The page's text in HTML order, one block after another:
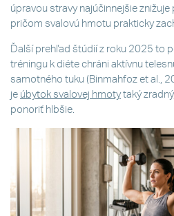
úpravou stravy najúčinnejšie
pričom svalovú hmotu prakticky
Ďalší prehľad štúdií z roku 2025 to
tréningu k diéte chráni aktívnu
samotného tuku (Binmahfoz et al.,
je úbytok svalovej hmotytaký
ponoriť hlbšie.